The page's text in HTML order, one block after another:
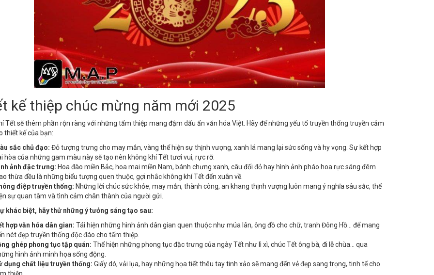
kế thiệp chúc mừng năm mới 2025
Tết sẽ thêm phần rộn ràng với những tấm thiệp mang đậm dấu ấn văn hóa Việt. Hãy để những yếu tố truyền thống truyền cảm
thiết kế của bạn:
sắc chủ đạo: Đỏ tượng trưng cho may mắn, vàng thể hiện sự thịnh vượng, xanh lá mang lại sức sống và hy vọng. Sự kết hợp
hòa của những gam màu này sẽ tạo nên không khí Tết tươi vui, rực rỡ.
ảnh đặc trưng: Hoa đào miền Bắc, hoa mai miền Nam, bánh chưng xanh, câu đối đỏ hay hình ảnh pháo hoa rực sáng đêm
thừa đều là những biểu tượng quen thuộc, gợi nhắc không khí Tết đến xuân về.
điệp truyền thống: Những lời chúc sức khỏe, may mắn, thành công, an khang thịnh vượng luôn mang ý nghĩa sâu sắc, thể
sự quan tâm và tình cảm chân thành của người gửi.
khác biệt, hãy thử những ý tưởng sáng tạo sau:
hợp văn hóa dân gian: Tái hiện những hình ảnh dân gian quen thuộc như múa lân, ông đồ cho chữ, tranh Đông Hồ... để mang
nét đẹp truyền thống độc đáo cho tấm thiệp.
ghép phong tục tập quán: Thể hiện những phong tục đặc trưng của ngày Tết như lì xì, chúc Tết ông bà, đi lễ chùa... qua
hình ảnh minh họa sống động.
dụng chất liệu truyền thống: Giấy dó, vải lụa, hay những họa tiết thêu tay tinh xảo sẽ mang đến vẻ đẹp sang trọng, tinh tế cho